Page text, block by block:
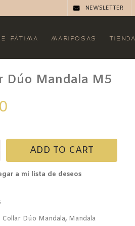
NEWSLETTER
Fátima Mariposas Tienda
Dúo Mandala M5
ADD TO CART
a mi lista de deseos
Collar Dúo Mandala, Mandala